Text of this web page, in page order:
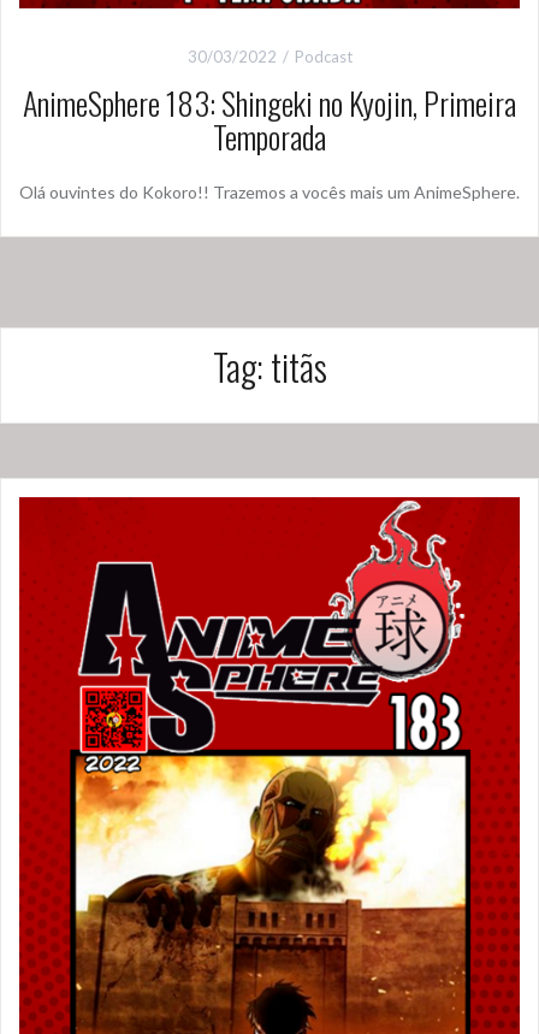
30/03/2022 Podcast
AnimeSphere 183: Shingeki no Kyojin, Primeira
Temporada
Olá ouvintes do Kokoro!! Trazemos a vocês mais um AnimeSphere.
Tag:titãs